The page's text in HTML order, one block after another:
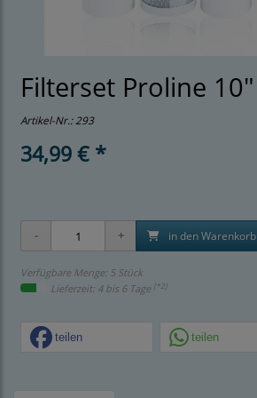
Filterset Proline 10"
Artikel-Nr.:293
34,99 € *
in den Warenkorb
Verfügbare Menge: 5 Stück
Lieferzeit: 4 bis 6 Tage [*2]
teilen teilen